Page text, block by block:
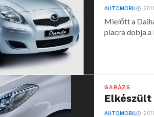
AUTOMOBIL
Mielőtt a
piacra dobja
GARÁZS
Elkészült
AUTOMOBIL